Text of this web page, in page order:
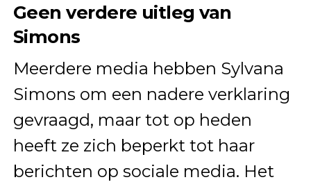
Geen verdere uitleg van
Simons
Meerdere media hebben Sylvana
Simons om een nadere verklaring
gevraagd, maar tot op heden
heeft ze zich beperkt tot haar
berichten op sociale media. Het